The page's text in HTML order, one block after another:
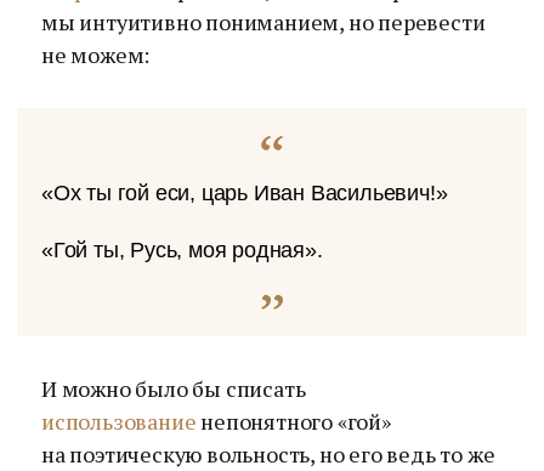
мы интуитивно пониманием, но перевести
не можем:
«Ох ты гой еси, царь Иван Васильевич!»
«Гой ты, Русь, моя родная».
И можно было бы списать
использование непонятного «гой»
на поэтическую вольность, но его ведь то же